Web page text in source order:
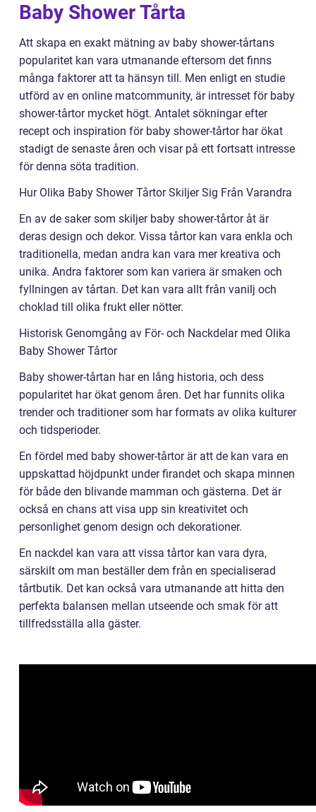
Baby Shower Tårta
Att skapa en exakt mätning av baby shower-tårtans
popularitet kan vara utmanande eftersom det finns
många faktorer att ta hänsyn till. Men enligt en studie
utförd av en online matcommunity, är intresset för baby
shower-tårtor mycket högt. Antalet sökningar efter
recept och inspiration för baby shower-tårtor har ökat
stadigt de senaste åren och visar på ett fortsatt intresse
för denna söta tradition.
Hur Olika Baby Shower Tårtor Skiljer Sig Från Varandra
En av de saker som skiljer baby shower-tårtor åt är
deras design och dekor. Vissa tårtor kan vara enkla och
traditionella, medan andra kan vara mer kreativa och
unika. Andra faktorer som kan variera är smaken och
fyllningen av tårtan. Det kan vara allt från vanilj och
choklad till olika frukt eller nötter.
Historisk Genomgång av För- och Nackdelar med Olika
Baby Shower Tårtor
Baby shower-tårtan har en lång historia, och dess
popularitet har ökat genom åren. Det har funnits olika
trender och traditioner som har formats av olika kulturer
och tidsperioder.
En fördel med baby shower-tårtor är att de kan vara en
uppskattad höjdpunkt under firandet och skapa minnen
för både den blivande mamman och gästerna. Det är
också en chans att visa upp sin kreativitet och
personlighet genom design och dekorationer.
En nackdel kan vara att vissa tårtor kan vara dyra,
särskilt om man beställer dem från en specialiserad
tårtbutik. Det kan också vara utmanande att hitta den
perfekta balansen mellan utseende och smak för att
tillfredsställa alla gäster.